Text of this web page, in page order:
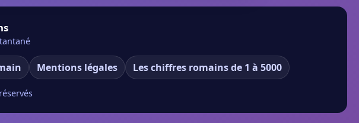
Mentions légales Les chiffres romains de 1 à 5000